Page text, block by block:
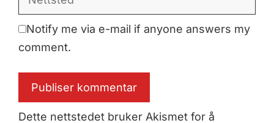
Notify me via e-mail if anyone answers my
comment.
Dette nettstedet bruker Akismet for å